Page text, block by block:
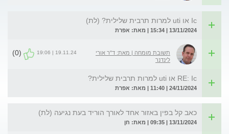
Ic או uti למרות תרבית שלילית? (לת)
13/11/2024 | 15:34 | מאת: אפרת
תשובת מומחה | מאת: ד"ר אורי
לינדנר
19.11.24 | 19:06
(0)
RE: Ic או uti למרות תרבית שלילית?
24/11/2024 | 11:40 | מאת: אפרת
כאב קל בפין באזור אחד לאורך הוריד בעת נגיעה (לת)
13/11/2024 | 09:35 | מאת: חן